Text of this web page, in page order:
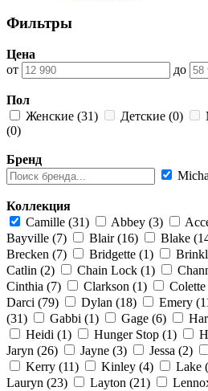
Фильтры
Цена
от
до
Пол
Женские (31)
Детские (0)
(0)
Бренд
Коллекция
Camille (31)
Abbey (3)
Bayville (7)
Blair (16) Blake
Brecken (7)
Bridgette (1)
Catlin (2)
Chain Lock (1)
Cinthia (7)
Clarkson (1)
Darci (79)
Dylan (18) Emery
(31)
Gabbi (1) Gage (6)
Heidi (1)
Hunger Stop (1)
Jaryn (26)
Jayne (3) Jessa (2)
Kerry (11)
Kinley (4) Lake
Lauryn (23)
Layton (21)